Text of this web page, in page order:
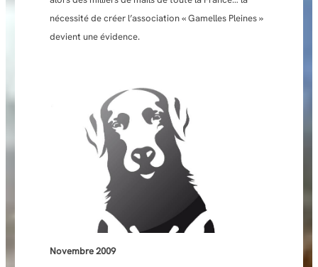
nécessité de créer l’association « Gamelles Pleines »
devient une évidence.
Novembre2009